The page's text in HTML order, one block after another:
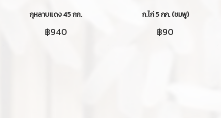
กุหลาบแดง 45 กก.
฿940
ก.ไก่ 5 กก. (ชมพู)
฿90